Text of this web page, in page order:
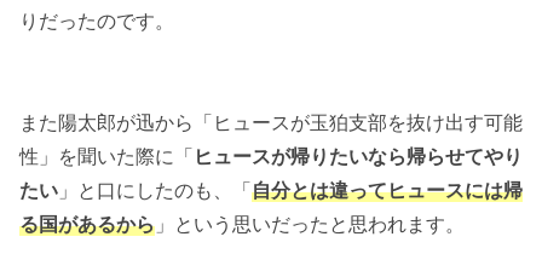
りだったのです。
また陽太郎が迅から「ヒュースが玉狛支部を抜け出す可能
性」を聞いた際に「 ヒュースが帰りたいなら帰らせてやり
たい 」と口にしたのも、「自分とは違ってヒュースには帰
る国があるから 」という思いだったと思われます。